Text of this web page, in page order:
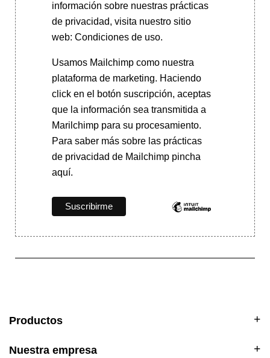
información sobre nuestras prácticas
de privacidad, visita nuestro sitio
web: Condiciones de uso.
Usamos Mailchimp como nuestra
plataforma de marketing. Haciendo
click en el botón suscripción, aceptas
que la información sea transmitida a
Marilchimp para su procesamiento.
Para saber mássobre las prácticas
de privacidad de Mailchimp pincha
aquí.
Productos
Nuestra empresa